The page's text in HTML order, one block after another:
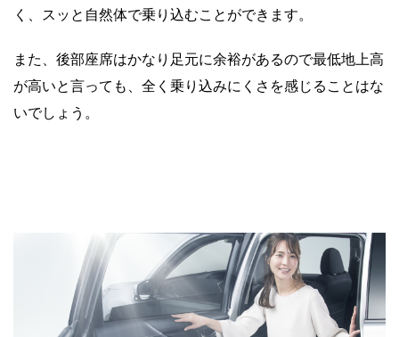
く、スッと自然体で乗り込むことができます。
また、後部座席はかなり足元に余裕があるので最低地上高
が高いと言っても、全く乗り込みにくさを感じることはな
いでしょう。